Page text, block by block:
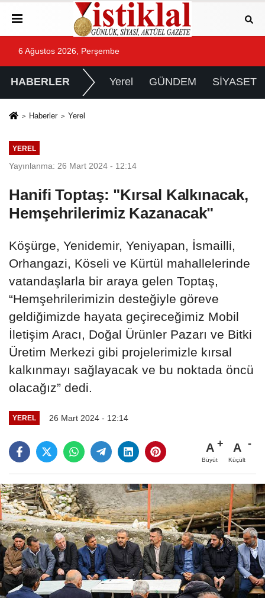
6 Ağustos 2026, Perşembe
HABERLER Yerel GÜNDEM SİYASET
Haberler Yerel
YEREL
Yayınlanma: 26 Mart 2024 - 12:14
Hanifi Toptaş: "Kırsal Kalkınacak,
Hemşehrilerimiz Kazanacak"
Köşürge, Yenidemir, Yeniyapan, İsmailli,
Orhangazi, Köseli ve Kürtül mahallelerinde
vatandaşlarla bir araya gelen Toptaş,
“Hemşehrilerimizin desteğiyle göreve
geldiğimizde hayata geçireceğimiz Mobil
İletişim Aracı, Doğal Ürünler Pazarı ve Bitki
Üretim Merkezi gibi projelerimizle kırsal
kalkınmayı sağlayacak ve bu noktada öncü
olacağız” dedi.
YEREL 26 Mart 2024 - 12:14
A
Büyüt
A
Küçült